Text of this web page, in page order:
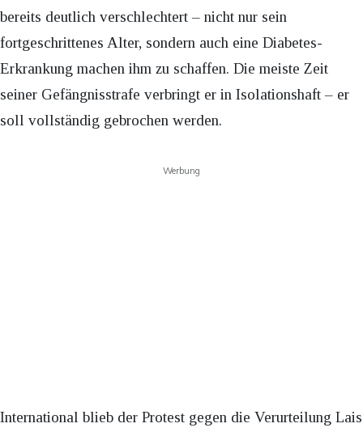
bereits deutlich verschlechtert – nicht nur sein
fortgeschrittenes Alter, sondern auch eine Diabetes-
Erkrankung machen ihm zu schaffen. Die meiste Zeit
seiner Gefängnisstrafe verbringt er in Isolationshaft – er
soll vollständig gebrochen werden.
Werbung
International blieb der Protest gegen die Verurteilung Lais